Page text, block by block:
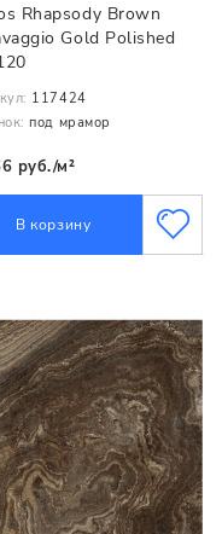
Rhapsody Brown
Gold Polished
117424
под мрамор
руб./м²
В корзину